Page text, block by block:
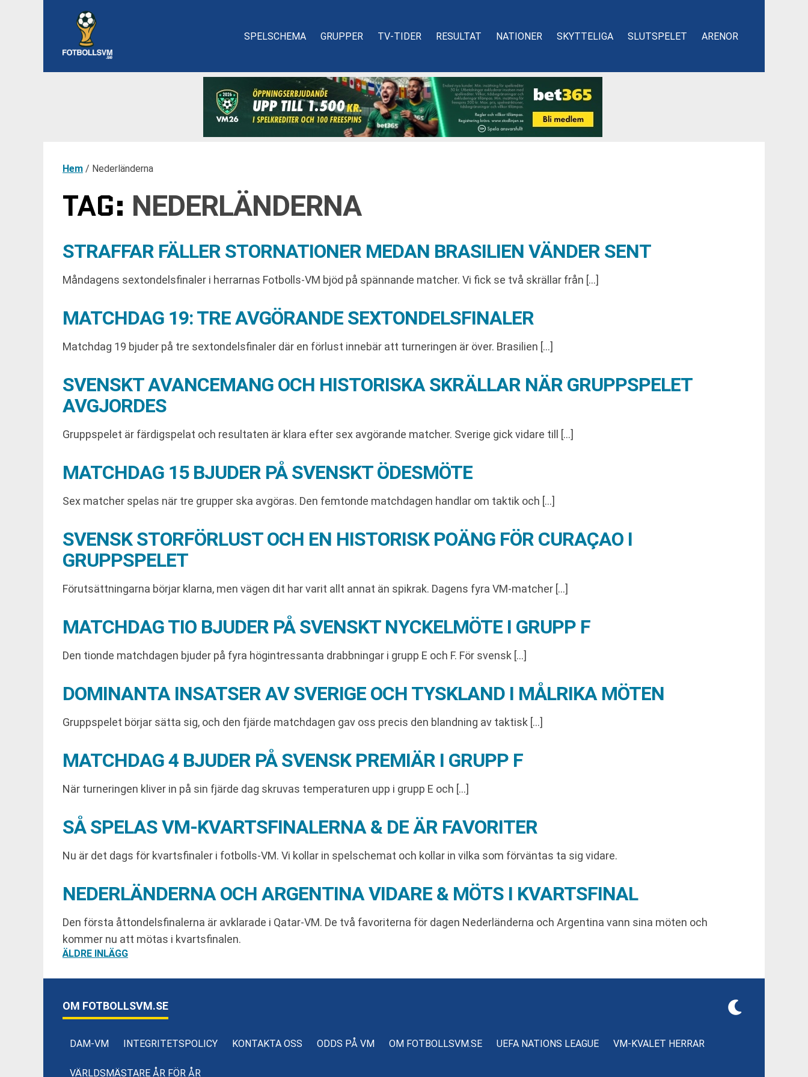
SPELSCHEMA GRUPPER TV-TIDER RESULTAT NATIONER SKYTTELIGA SLUTSPELET ARENOR
Hem / Nederländerna
TAG: NEDERLÄNDERNA
STRAFFAR FÄLLER STORNATIONER MEDAN BRASILIEN VÄNDER SENT
Måndagens sextondelsfinaler i herrarnas Fotbolls-VM bjöd på spännande matcher. Vi fick se två skrällar från […]
MATCHDAG 19: TRE AVGÖRANDE SEXTONDELSFINALER
Matchdag 19 bjuder på tre sextondelsfinaler där en förlust innebär att turneringen är över. Brasilien […]
SVENSKT AVANCEMANG OCH HISTORISKA SKRÄLLAR NÄR GRUPPSPELET
AVGJORDES
Gruppspelet är färdigspelat och resultaten är klara efter sex avgörande matcher. Sverige gick vidare till […]
MATCHDAG 15 BJUDER PÅ SVENSKT ÖDESMÖTE
Sex matcher spelas när tre grupper ska avgöras. Den femtonde matchdagen handlar om taktik och […]
SVENSK STORFÖRLUST OCH EN HISTORISK POÄNG FÖR CURAÇAO I
GRUPPSPELET
Förutsättningarna börjar klarna, men vägen dit har varit allt annat än spikrak. Dagens fyra VM-matcher […]
MATCHDAG TIO BJUDER PÅ SVENSKT NYCKELMÖTE I GRUPP F
Den tionde matchdagen bjuder på fyra högintressanta drabbningar i grupp E och F. För svensk […]
DOMINANTA INSATSER AV SVERIGE OCH TYSKLAND I MÅLRIKA MÖTEN
Gruppspelet börjar sätta sig, och den fjärde matchdagen gav oss precis den blandning av taktisk […]
MATCHDAG 4 BJUDER PÅ SVENSK PREMIÄR I GRUPP F
När turneringen kliver in på sin fjärde dag skruvas temperaturen upp i grupp E och […]
SÅ SPELAS VM-KVARTSFINALERNA & DE ÄR FAVORITER
Nu är det dags för kvartsfinaler i fotbolls-VM. Vi kollar in spelschemat och kollar in vilka som förväntas ta sig vidare.
NEDERLÄNDERNA OCH ARGENTINA VIDARE & MÖTS I KVARTSFINAL
Den första åttondelsfinalerna är avklarade i Qatar-VM. De två favoriterna för dagen Nederländerna och Argentina vann sina möten och
kommer nu att mötas i kvartsfinalen.
INLÄGGSNAVIGERING
ÄLDRE INLÄGG
OM FOTBOLLSVM.SE
DAM-VM INTEGRITETSPOLICY KONTAKTA OSS ODDS PÅ VM OM FOTBOLLSVM.SE UEFA NATIONS LEAGUE VM-KVALET HERRAR
VÄRLDSMÄSTARE ÅR FÖR ÅR